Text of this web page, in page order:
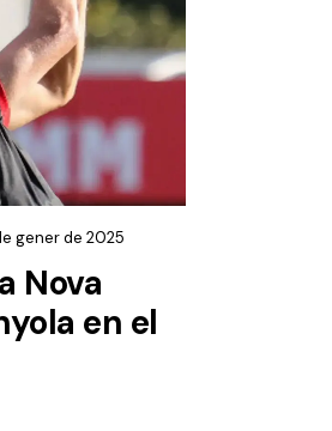
gener de 2025
Nova
en el